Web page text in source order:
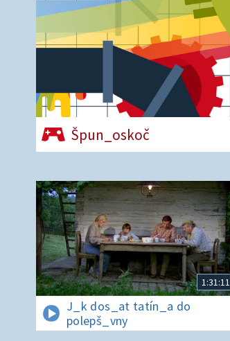
Špun_oskoč
1:31:11
J_k dos_at tatín_a do
polepš_vny